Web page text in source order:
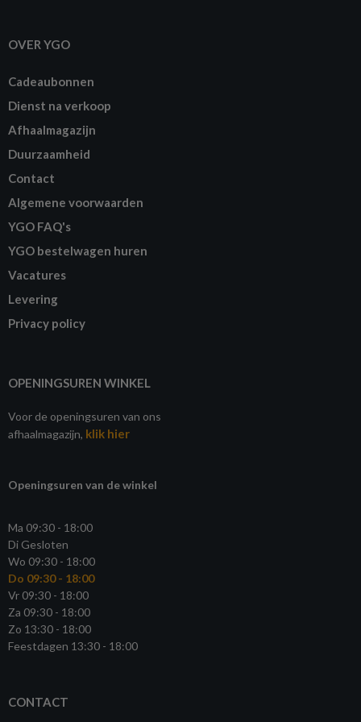
OVER YGO
Cadeaubonnen
Dienst na verkoop
Afhaalmagazijn
Duurzaamheid
Contact
Algemene voorwaarden
YGO FAQ's
YGO bestelwagen huren
Vacatures
Levering
Privacy policy
OPENINGSUREN WINKEL
Voor de openingsuren van ons
afhaalmagazijn, klik hier
Openingsuren van de winkel
Ma 09:30 - 18:00
Di Gesloten
Wo 09:30 - 18:00
Do 09:30 - 18:00
Vr 09:30 - 18:00
Za 09:30 - 18:00
Zo 13:30 - 18:00
Feestdagen 13:30 - 18:00
CONTACT